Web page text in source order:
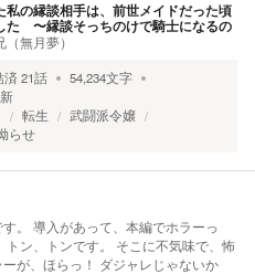
私の縁談相手は、前世メイドだった頃
た 〜縁談そっちのけで騎士になるの
（無月夢）
済21話 54,234文字
転生
武闘派令嬢
らせ
。 導入があって、本編でホラーっ
トン、トンです。 そこに不気味で、怖
が、ほらっ！ ダジャレじゃないか